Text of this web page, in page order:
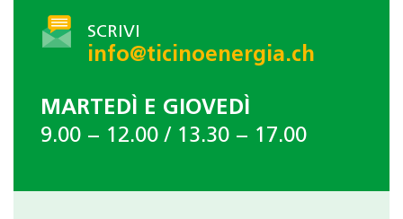
SCRIVI
info@ticinoenergia.ch
MARTEDÌ E GIOVEDÌ
9.00 − 12.00 / 13.30 − 17.00